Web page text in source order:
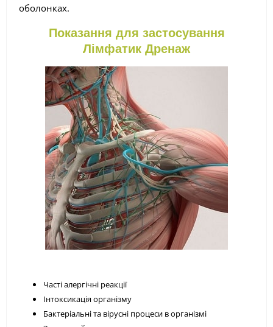
оболонках.
Показання для застосування
Лімфатик Дренаж
Часті алергічні реакції
Інтоксикація організму
Бактеріальні та вірусні процеси в організмі